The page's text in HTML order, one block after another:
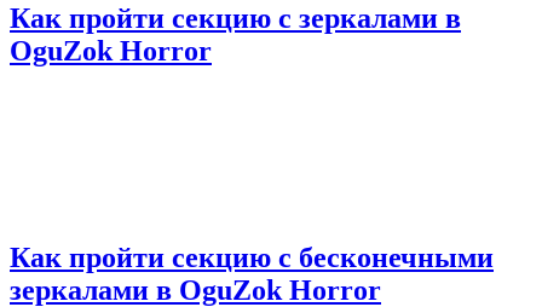
Как пройти секцию с зеркалами в
OguZok Horror
Как пройти секцию с бесконечными
зеркалами в OguZok Horror